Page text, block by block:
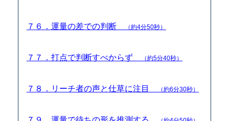
７６．運量の差での判断 （約4分50秒）
７７．打点で判断すべからず （約5分40秒）
７８．リーチ者の声と仕草に注目 （約6分30秒）